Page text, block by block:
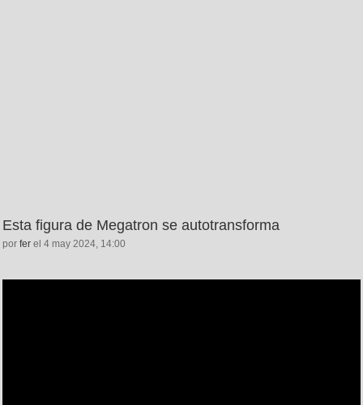
Esta figura de Megatron se autotransforma
por fer el 4 may 2024, 14:00